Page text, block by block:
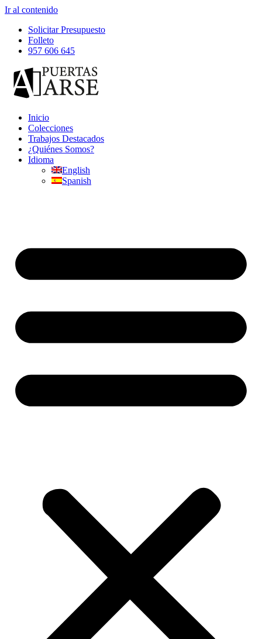
Ir al contenido
Solicitar Presupuesto
Folleto
957 606 645
Inicio
Colecciones
Trabajos Destacados
¿Quiénes Somos?
Idioma
English
Spanish